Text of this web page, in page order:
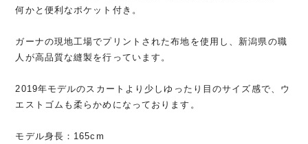
何かと便利なポケット付き。
ガーナの現地工場でプリントされた布地を使用し、新潟県の職
人が高品質な縫製を行っています。
2019年モデルのスカートより少しゆったり目のサイズ感で、ウ
エストゴムも柔らかめになっております。
モデル身長：165cm